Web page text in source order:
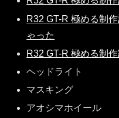
R32 GT-R 極める制
ゃった
R32 GT-R 極める制
ヘッドライト
マスキング
アオシマホイール